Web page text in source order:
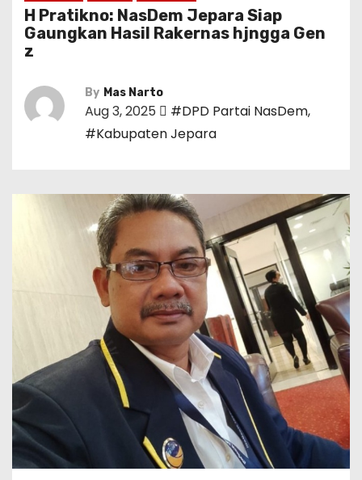
H Pratikno: NasDem Jepara Siap
Gaungkan Hasil Rakernas hjngga Gen
z
By Mas Narto
Aug 3, 2025 #DPD Partai NasDem,
#Kabupaten Jepara